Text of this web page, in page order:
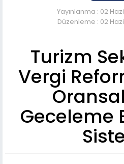
Yayınlanma : 02
Düzenleme : 02
Turizm
Vergi
Geceleme